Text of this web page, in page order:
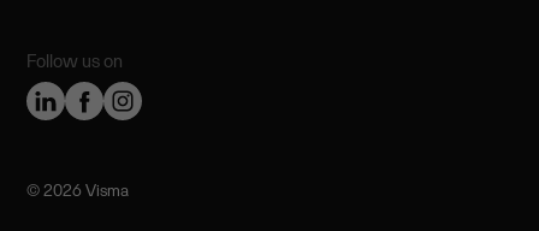
Follow us on
©️ 2026 Visma